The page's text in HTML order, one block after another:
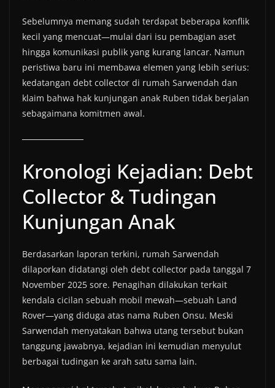
Sebelumnya memang sudah terdapat beberapa konflik
kecil yang mencuat—mulai dari isu pembagian aset
hingga komunikasi publik yang kurang lancar. Namun
peristiwa baru ini membawa elemen yang lebih serius:
kedatangan debt collector di rumah Sarwendah dan
klaim bahwa hak kunjungan anak Ruben tidak berjalan
sebagaimana komitmen awal.
Kronologi Kejadian: Debt
Collector & Tudingan
Kunjungan Anak
Berdasarkan laporan terkini, rumah Sarwendah
dilaporkan didatangi oleh debt collector pada tanggal 7
November 2025 sore. Penagihan dilakukan terkait
kendala cicilan sebuah mobil mewah—sebuah Land
Rover—yang diduga atas nama Ruben Onsu. Meski
Sarwendah menyatakan bahwa utang tersebut bukan
tanggung jawabnya, kejadian ini kemudian menyulut
berbagai tudingan ke arah satu sama lain.